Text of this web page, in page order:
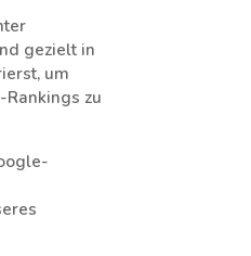
gezielt in
um
zu